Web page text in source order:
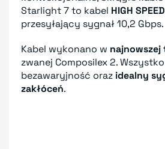
Starlight 7 to kabel HIGH
przesyłający sygnał 10,2 Gbps.
Kabel wykonano w
zwanej Composilex 2.
bezawaryjność oraz idealny
zakłóceń.